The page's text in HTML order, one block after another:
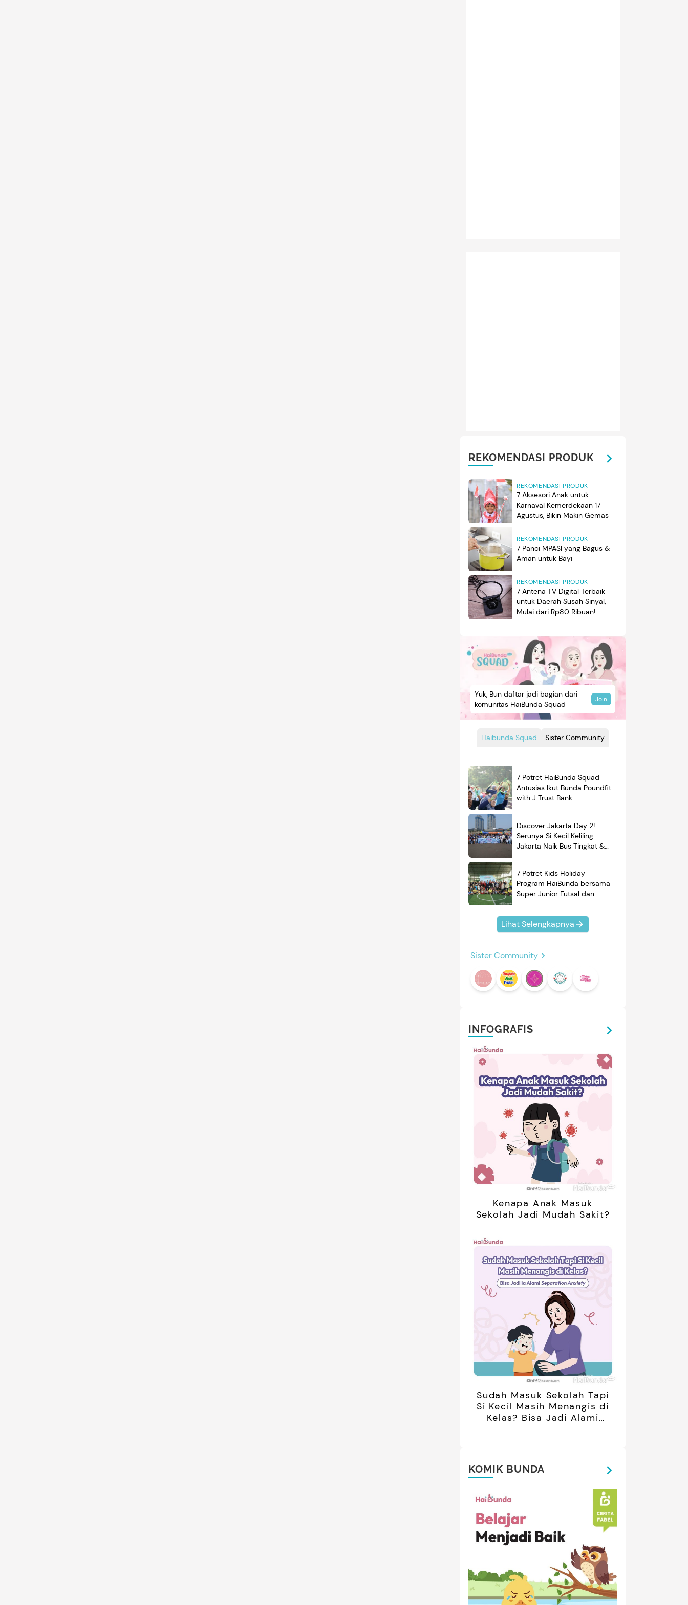
REKOMENDASI PRODUK
REKOMENDASI PRODUK
7 Aksesori Anak untuk
Karnaval Kemerdekaan 17
Agustus, Bikin Makin Gemas
REKOMENDASI PRODUK
7 Panci MPASI yang Bagus &
Aman untuk Bayi
REKOMENDASI PRODUK
7 Antena TV Digital Terbaik
untuk Daerah Susah Sinyal,
Mulai dari Rp80 Ribuan!
Haibunda Squad Sister Community
Yuk, Bun daftar jadi bagian dari
komunitas HaiBunda Squad
Join
7 Potret HaiBunda Squad
Antusias Ikut Bunda Poundfit
with J Trust Bank
Discover Jakarta Day 2!
Serunya Si Kecil Keliling
Jakarta Naik Bus Tingkat &
7 Potret Kids Holiday
Program HaiBunda bersama
Super Junior Futsal dan
Kompak Banget!
Lihat Selengkapnya
Sister Community
INFOGRAFIS
Kenapa Anak Masuk
Sekolah Jadi Mudah Sakit?
Sudah Masuk Sekolah Tapi
Si Kecil Masih Menangis di
Kelas? Bisa Jadi Alami
KOMIK BUNDA